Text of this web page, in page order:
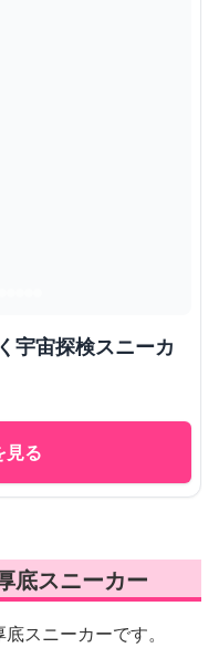
宇宙探検スニーカ
見る
底スニーカー
スニーカーです。